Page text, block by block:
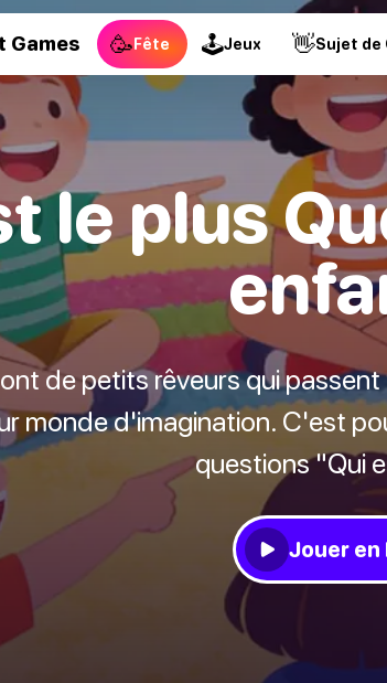
Games 🥳Fête 🕹Jeux 👋Sujet de
le plus
de petits rêveurs qui
monde d'imagination. C'est
questions "Qui
Jouer en